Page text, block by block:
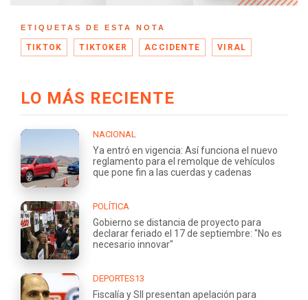
ETIQUETAS DE ESTA NOTA
TIKTOK TIKTOKER ACCIDENTE VIRAL
LO MÁS RECIENTE
NACIONAL
Ya entró en vigencia: Así funciona el nuevo
reglamento para el remolque de vehículos
que pone fin a las cuerdas y cadenas
POLÍTICA
Gobierno se distancia de proyecto para
declarar feriado el 17 de septiembre: "No es
necesario innovar"
DEPORTES13
Fiscalía y SII presentan apelación para